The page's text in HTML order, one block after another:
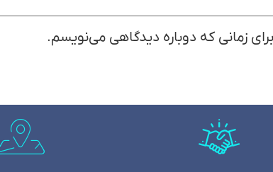
زمانی که دوباره دیدگاهی می‌نویسم.